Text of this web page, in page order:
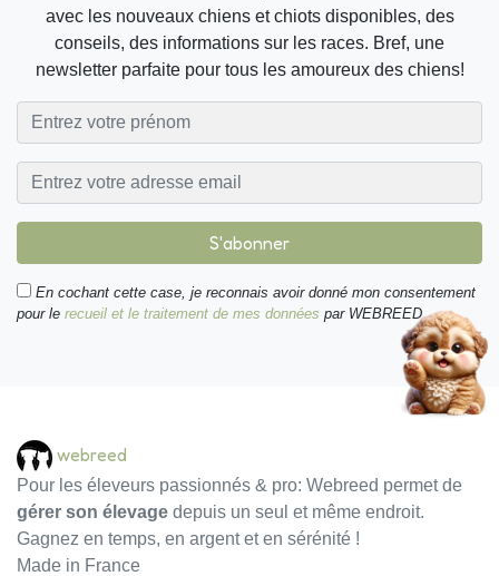
avec les nouveaux chiens et chiots disponibles, des
conseils, des informations sur les races. Bref, une
newsletter parfaite pour tous les amoureux des chiens!
S'abonner
En cochant cette case, je reconnais avoir donné mon consentement
pour le recueil et le traitement de mes données par WEBREED.
webreed
Pour les éleveurs passionnés & pro: Webreed permet de
gérer son élevage depuis un seul et même endroit.
Gagnez en temps, en argent et en sérénité !
Made in France